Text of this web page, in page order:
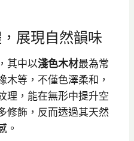
展現自然韻味
其中以淺色木材最為常
木等，不僅色澤柔和，
理，能在無形中提升空
修飾，反而透過其天然
。